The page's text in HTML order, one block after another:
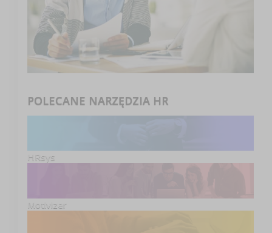
POLECANE NARZĘDZIA HR
HRsys
Motivizer